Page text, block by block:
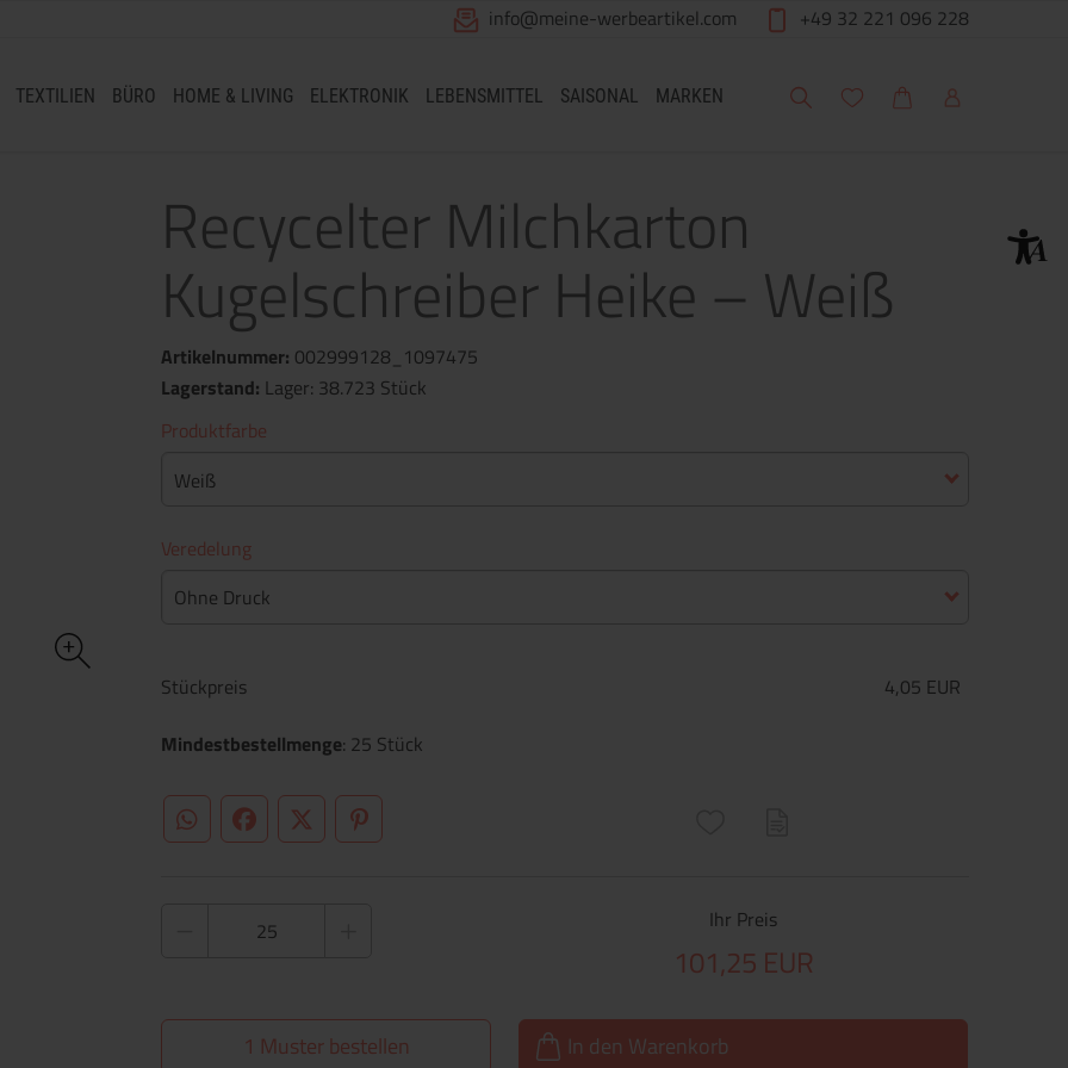
info@meine-werbeartikel.com +49 32 221 096 228
TEXTILIEN BÜRO HOME & LIVING ELEKTRONIK LEBENSMITTEL SAISONAL MARKEN Suche Meine Wunschliste
WarenkorbMein Account
Recycelter Milchkarton
Kugelschreiber Heike – Weiß
Artikelnummer: 002999128_1097475
Lagerstand: Lager: 38.723 Stück
Produktfarbe
Weiß
Veredelung
Ohne Druck
Stückpreis
4,05 EUR
Mindestbestellmenge: 25 Stück
WhatsApp (#[creator\plugin\share\core\structs\SocialSharingServiceSettings]:only_chrome#)
FacebookTwitter (#[creator\plugin\share\core\structs\SocialSharingServiceSettings]:formaly_twitter#)
Pinterest
Ihr Preis
101,25 EUR
1 Muster bestellen In den Warenkorb